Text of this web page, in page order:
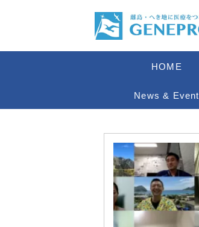
HOME
News & Event